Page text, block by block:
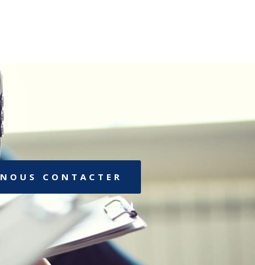
NOUS CONTACTER